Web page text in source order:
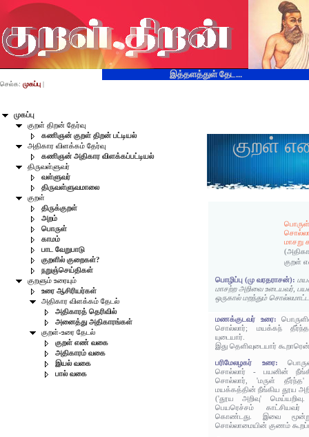
இத்தளத்துள் தேட...
முகப்பு
குறள் திறன் தேர்வு
கணிஞன் குறள் திறன் பட்டியல்
அதிகார விளக்கம் தேர்வு
கணிஞன் அதிகார விளக்கப்பட்டியல்
திருவள்ளுவர்
வள்ளுவர்
திருவள்ளுவமாலை
குறள்
திருக்குறள்
அறம்
பொருள்
காமம்
பாட வேறுபாடு
குறளில் குறைகள்?
நறுஞ்செய்திகள்
குறளும் உரையும்
உரை ஆசிரியர்கள்
அதிகார விளக்கம் தேடல்
அதிகாரத் தெரிவில்
அனைத்து அதிகாரங்கள்
குறள்-உரை தேடல்
குறள் எண் வகை
அதிகாரம் வகை
இயல் வகை
பால் வகை
செல்க: முகப்பு |
குறள்
மாசறு
குறள்
பொழிப்பு (மு வரதராசன்):
மாசற்ற அறிவை உடையவர்,
ஒருகால் மறந்தும்
மணக்குடவர் உரை:
சொல்லார்; மயக்கந் தீர்ந்த
யுடையார்.
இது தெளிவுடையார்
பரிமேலழகர் உரை:
சொல்லார் - பயனின்
சொல்லார், 'மருள் தீர்ந்த'
மயக்கத்தின் நீங்கிய தூய
('தூய அறிவு'
பெயரெச்சம் காட்சியவர்
கொண்டது. இவை
சொல்லாமையின் குணம்